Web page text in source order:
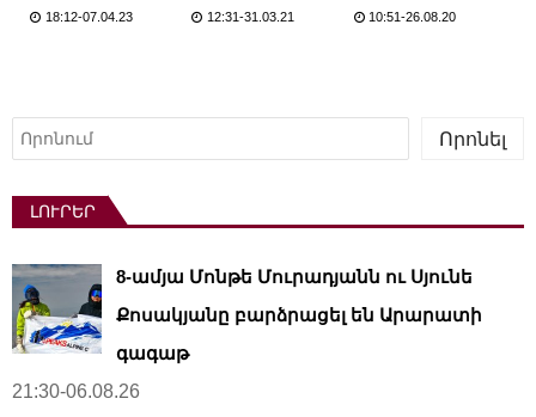
18:12-07.04.23 12:31-31.03.21 10:51-26.08.20
Որոնել
Որոնել
ԼՈՒՐԵՐ
8-ամյա Մոնթե Մուրադյանն ու Սյունե
Քոսակյանը բարձրացել են Արարատի
գագաթ
21:30-06.08.26